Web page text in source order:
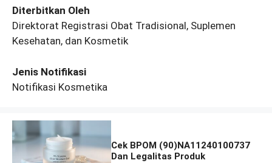
Diterbitkan Oleh
Direktorat Registrasi Obat Tradisional, Suplemen
Kesehatan, dan Kosmetik
Jenis Notifikasi
Notifikasi Kosmetika
Cek BPOM (90)NA11240100737
Dan Legalitas Produk